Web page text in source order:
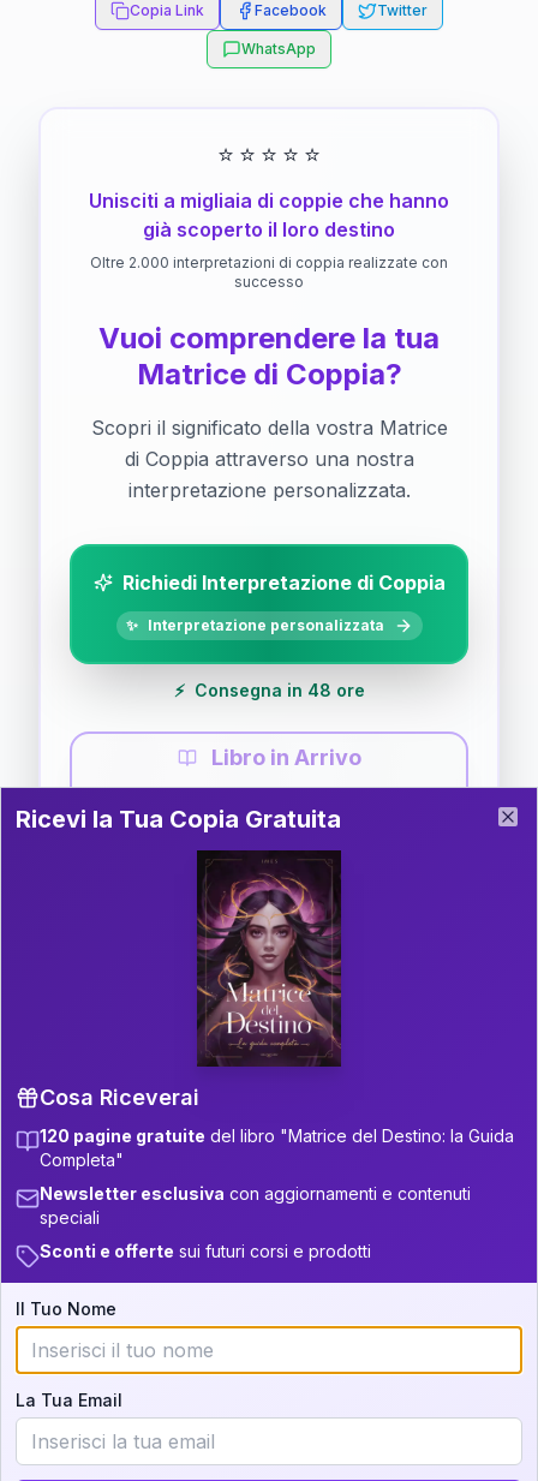
Copia Link Facebook Twitter
WhatsApp
⭐ ⭐ ⭐ ⭐ ⭐
Unisciti a migliaia di coppie che hanno
già scoperto il loro destino
Oltre 2.000 interpretazioni di coppia realizzate con
successo
Vuoi comprendere la tua
Matrice di Coppia?
Scopri il significato della vostra Matrice
di Coppia attraverso una nostra
interpretazione personalizzata.
Richiedi Interpretazione di Coppia
✨ Interpretazione personalizzata
⚡ Consegna in 48 ore
Libro in Arrivo
Guida completa di Coppia
Il libro è in fase di scrittura. Iscriviti alla newsletter
per ricevere aggiornamenti!
P.S. Interpretazione parziale
gratuita
Scorri più in basso per vedere
un'interpretazione parziale gratuita della tua
Iscriviti alla newsletter per ricevere
aggiornamenti quando sarà disponibile.
Cosa scoprirete nella vostra
interpretazione:
💕 Come rafforzare la vostra unione
Ricevi la Tua Copia Gratuita del Libro
Ricevi la Tua Copia Gratuita
Cosa Riceverai
120 pagine gratuite del libro "Matrice del Destino: la Guida
Completa"
Newsletter esclusiva con aggiornamenti e contenuti
speciali
Sconti e offerte sui futuri corsi e prodotti
Il Tuo Nome
La Tua Email